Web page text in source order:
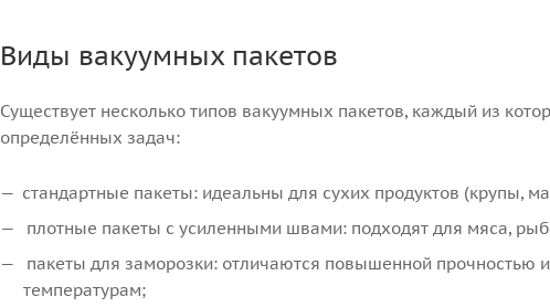
Виды вакуумных пакетов
Существует несколько типов вакуумных пакетов, каждый из
определённых задач:
стандартные пакеты: идеальны для сухих продуктов (крупы,
плотные пакеты с усиленными швами: подходят для мяса,
пакеты для заморозки: отличаются повышенной прочностью
температурам;